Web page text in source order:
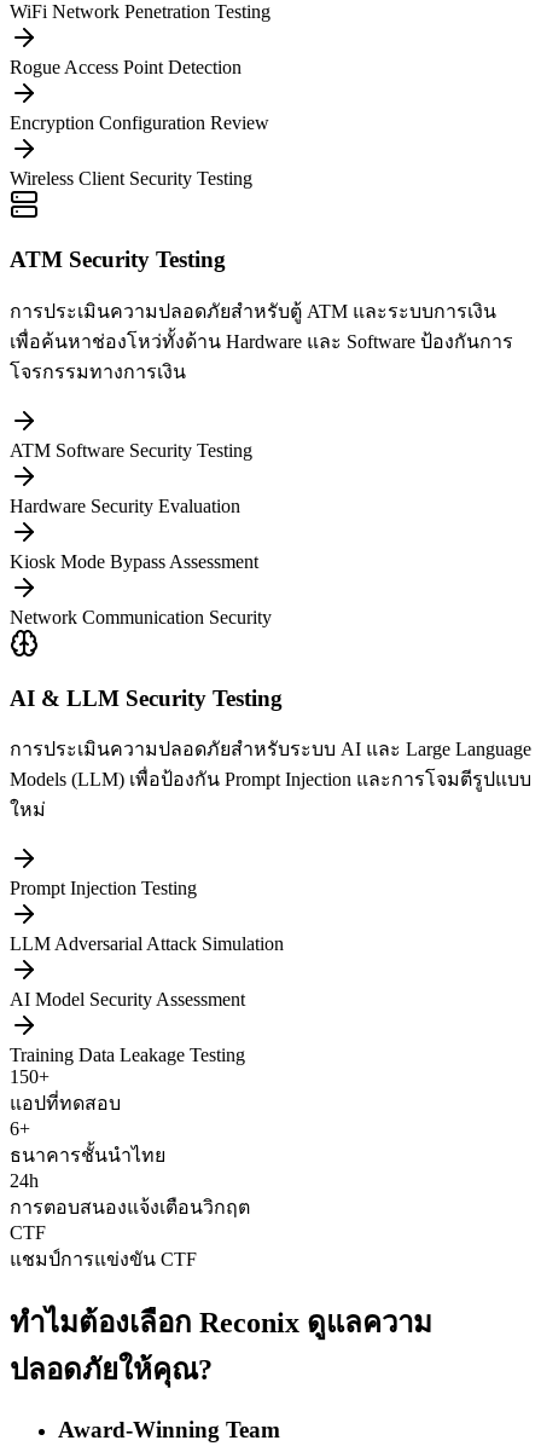
WiFi Network Penetration Testing
Rogue Access Point Detection
Encryption Configuration Review
Wireless Client Security Testing
ATM Security Testing
การประเมินความปลอดภัยสำหรับตู้ ATM และระบบการเงิน
เพื่อค้นหาช่องโหว่ทั้งด้าน Hardware และ Software ป้องกันการ
โจรกรรมทางการเงิน
ATM Software Security Testing
Hardware Security Evaluation
Kiosk Mode Bypass Assessment
Network Communication Security
AI & LLM Security Testing
การประเมินความปลอดภัยสำหรับระบบ AI และ Large Language
Models (LLM) เพื่อป้องกัน Prompt Injection และการโจมตีรูปแบบ
ใหม่
Prompt Injection Testing
LLM Adversarial Attack Simulation
AI Model Security Assessment
Training Data Leakage Testing
150+
แอปที่ทดสอบ
6+
ธนาคารชั้นนำไทย
24h
การตอบสนองแจ้งเตือนวิกฤต
CTF
แชมป์การแข่งขัน CTF
ทำไมต้องเลือก Reconix ดูแลความ
ปลอดภัยให้คุณ?
Award-Winning Team